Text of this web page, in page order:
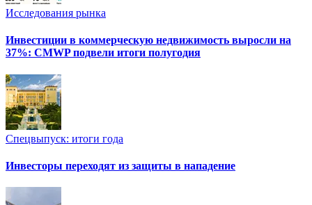
Исследования рынка
Инвестиции в коммерческую недвижимость выросли на
37%: CMWP подвели итоги полугодия
Спецвыпуск: итоги года
Инвесторы переходят из защиты в нападение